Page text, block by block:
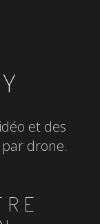
et des
drone.